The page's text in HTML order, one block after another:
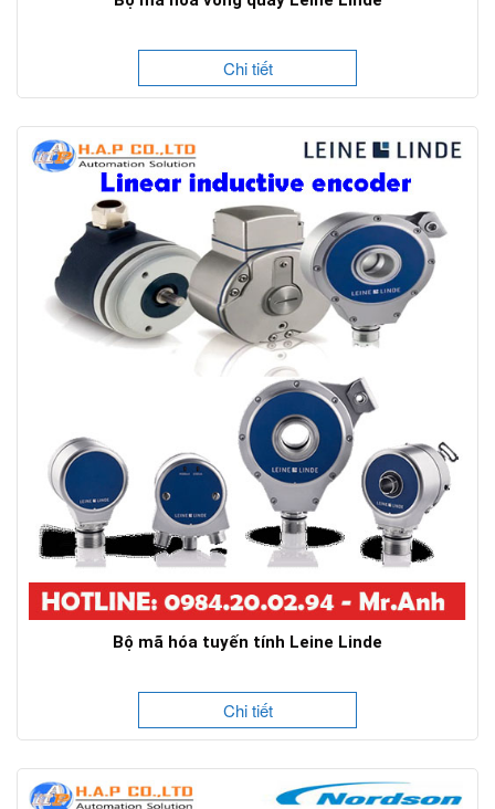
Chi tiết
Bộ mã hóa tuyến tính Leine Linde
Chi tiết